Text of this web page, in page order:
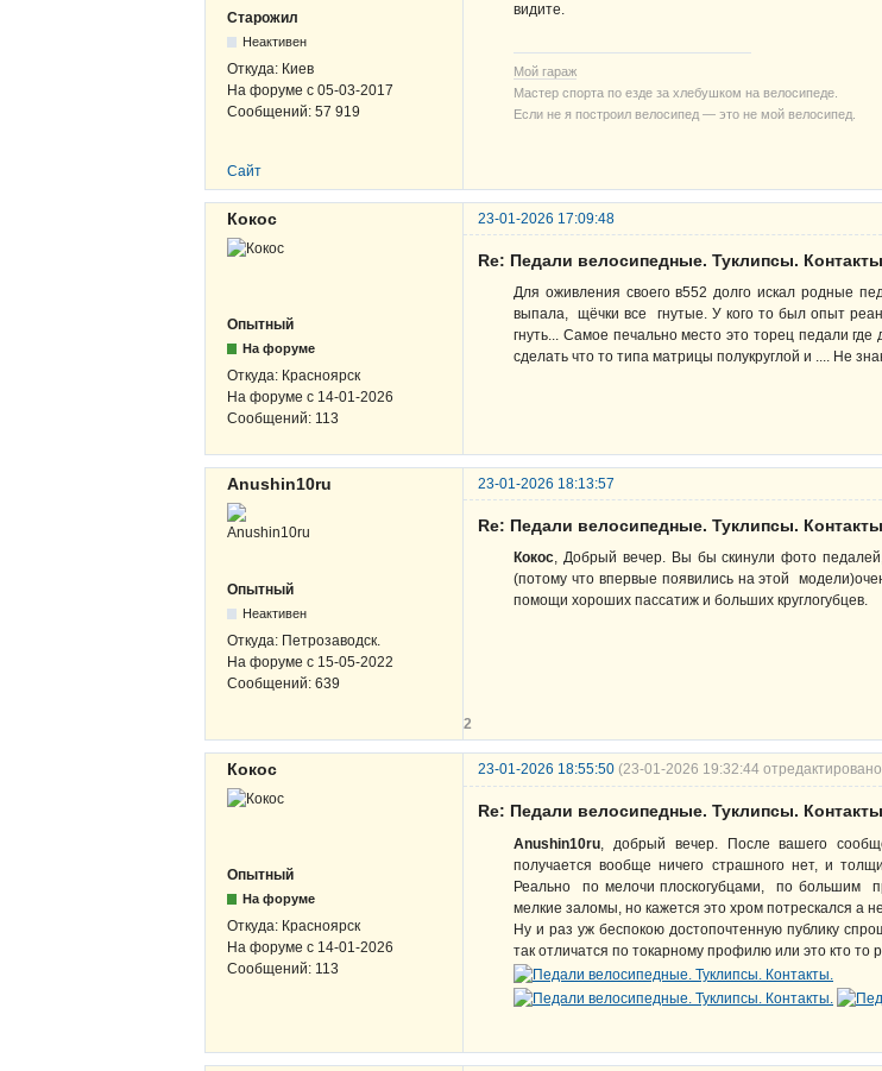
Старожил
Неактивен
Откуда: Киев
На форуме с 05-03-2017
Сообщений: 57 919
видите.
Мой гараж
Мастер спорта по езде за хлебушком на велосипеде.
Если не я построил велосипед — это не мой велосипед.
Сайт
Кокос 23-01-2026 17:09:48
Опытный
На форуме
Откуда: Красноярск
На форуме с 14-01-2026
Сообщений: 113
Re: Педали велосипедные. Туклипсы.
Для оживления своего в552 долго искал родные
выпала, щёчки все гнутые. У кого то был опыт
гнуть... Самое печально место это торец педали
сделать что то типа матрицы полукруглой и .... Не
Anushin10ru 23-01-2026 18:13:57
Опытный
Неактивен
Откуда: Петрозаводск.
На форуме с 15-05-2022
Сообщений: 639
Re: Педали велосипедные. Туклипсы.
Кокос, Добрый вечер. Вы бы скинули фото
(потому что впервые появились на этой
помощи хороших пассатиж и больших круглогубцев.
2
Кокос 23-01-2026 18:55:50 (23-01-2026 19:32:44
Опытный
На форуме
Откуда: Красноярск
На форуме с 14-01-2026
Сообщений: 113
Re: Педали велосипедные. Туклипсы.
Anushin10ru , добрый вечер. После вашего
получается вообще ничего страшного нет, и
Реально по мелочи плоскогубцами, по большим
мелкие заломы, но кажется это хром потрескался а
Ну и раз уж беспокою достопочтенную публику
так отличатся по токарному профилю или это кто то